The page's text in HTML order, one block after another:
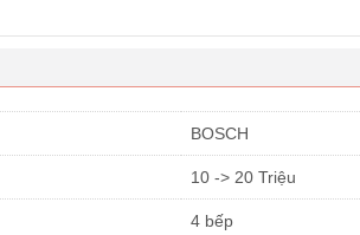
BOSCH
10 -> 20 Triệu
4 bếp